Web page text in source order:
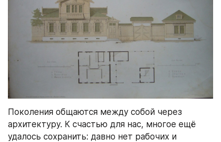
Поколения общаются между собой через
архитектуру. К счастью для нас, многое ещё
удалось сохранить: давно нет рабочих и